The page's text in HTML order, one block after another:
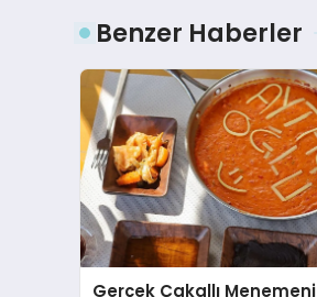
Benzer Haberler
Gerçek Çakallı Menemeni